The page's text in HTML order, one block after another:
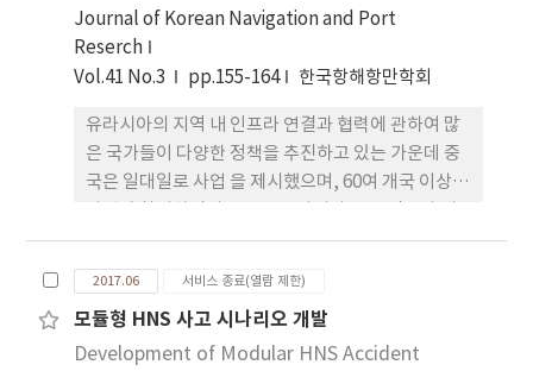
너 터미널 현장에 서 쉽게 적용할 수 있도록 빠른 시간
안에 이적작업계획을 수립할 수 있는 작업 할당규칙
을 찾기 위하여 다섯 가지 대표적인 할당규칙에 대하
험 결과 작업할당 규칙 중에서 MR규칙과 MW규칙이
다수 자동화 야드 크레인의 이적작 업 할당규칙으로
좋은 성능을 발휘하는 것으로 나타났다.
Journal of Korean Navigation and Port
Reserch
Vol.41 No.3
pp.155-164 한국항해항만학회
유라시아의 지역 내 인프라 연결과 협력에 관하여 많
은 국가들이 다양한 정책을 추진하고 있는 가운데 중
국은 일대일로 사업 을 제시했으며, 60여 개국 이상이
발에서 매우 큰 영향력을 행사하게 될 것으로 예상되
고 있다. 본 연구는 사회네트워크 방법론을 통해 주요
철도역에 대한 네트워크를 분석했다. 유라시아 대륙
의 대표적 철도노선인 TAR, TEN-T, TRACECA,
GMS 경로를 통해 65개 국가, 994개 철도역에 대한
2017.06 서비스 종료(열람 제한)
모듈형 HNS 사고 시나리오 개발
Development of Modular HNS Accident